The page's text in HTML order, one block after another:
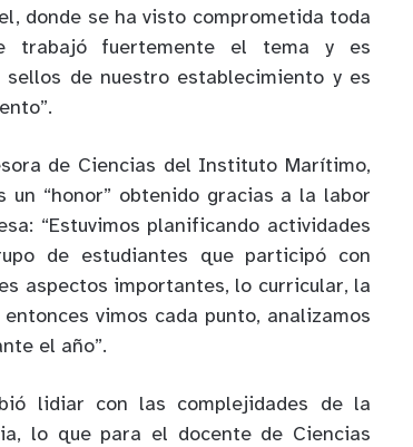
donde se ha visto comprometida toda
trabajó fuertemente el tema y es
de nuestro establecimiento y es
de Ciencias del Instituto Marítimo,
un “honor” obtenido gracias a la labor
“Estuvimos planificando actividades
de estudiantes que participó con
aspectos importantes, lo curricular, la
vimos cada punto, analizamos
el año”.
lidiar con las complejidades de la
lo que para el docente de Ciencias